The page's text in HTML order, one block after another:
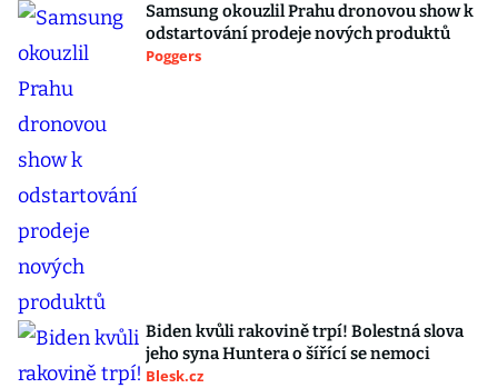
Samsung okouzlil Prahu dronovou show k
odstartování prodeje nových produktů
Poggers
Biden kvůli rakovině trpí! Bolestná slova
jeho syna Huntera o šířící se nemoci
Blesk.cz